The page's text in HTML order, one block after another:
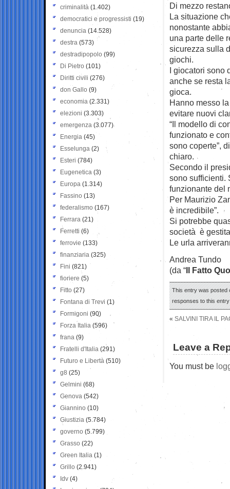
Di mezzo
La situazione
nonostante
una parte delle
sicurezza sulla
giochi.
I giocatori sono
anche se resta
gioca.
Hanno messo
evitare nuovi
“Il modello di
funzionato e
sono coperte”,
chiaro.
Secondo il
sono sufficienti.
funzionante del
Per Maurizio
è incredibile”.
Si potrebbe
società è
Le urla
Andrea Tundo
(da “Il Fatto
This entry was posted
responses to this
« SALVINI TIRA IL
Leave a
You must be
criminalità (1.402)
democratici e progressisti (19)
denuncia (14.528)
destra (573)
destradipopolo (99)
Di Pietro (101)
Diritti civili (276)
don Gallo (9)
economia (2.331)
elezioni (3.303)
emergenza (3.077)
Energia (45)
Esselunga (2)
Esteri (784)
Eugenetica (3)
Europa (1.314)
Fassino (13)
federalismo (167)
Ferrara (21)
Ferretti (6)
ferrovie (133)
finanziaria (325)
Fini (821)
fioriere (5)
Fitto (27)
Fontana di Trevi (1)
Formigoni (90)
Forza Italia (596)
frana (9)
Fratelli d'Italia (291)
Futuro e Libertà (510)
g8 (25)
Gelmini (68)
Genova (542)
Giannino (10)
Giustizia (5.784)
governo (5.799)
Grasso (22)
Green Italia (1)
Grillo (2.941)
Idv (4)